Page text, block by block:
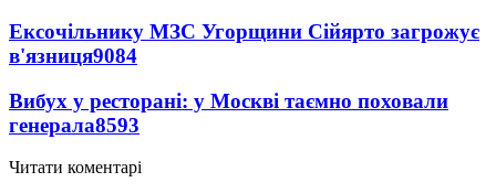
Ексочільнику МЗС Угорщини Сійярто загрожує
в'язниця9084
Вибух у ресторані: у Москві таємно поховали
генерала8593
Читати коментарі